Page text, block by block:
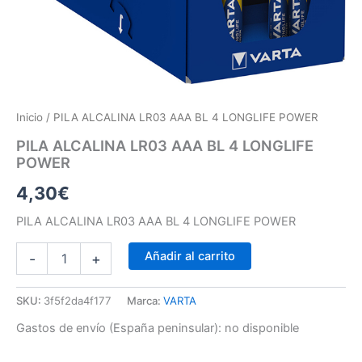
Inicio / PILA ALCALINA LR03 AAA BL 4 LONGLIFE POWER
PILA ALCALINA LR03 AAA BL 4 LONGLIFE
POWER
4,30€
PILA ALCALINA LR03 AAA BL 4 LONGLIFE POWER
- + Añadir al carrito
SKU: 3f5f2da4f177 Marca: VARTA
Gastos de envío (España peninsular): no disponible